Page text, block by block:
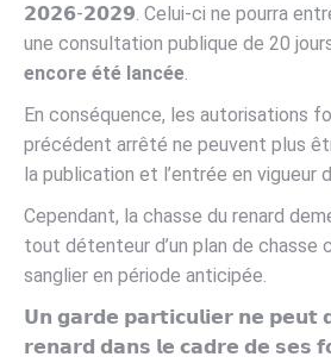
𝟮𝟬𝟮𝟲-𝟮𝟬𝟮𝟵. Celui-ci ne pourra
une consultation publique de 20
encore été lancée.
En conséquence, les autorisations
précédent arrêté ne peuvent plus
la publication et l’entrée en vigueur
Cependant, la chasse du renard
tout détenteur d’un plan de chasse
sanglier en période anticipée.
𝗨𝗻 𝗴𝗮𝗿𝗱𝗲 𝗽𝗮𝗿𝘁𝗶𝗰𝘂𝗹𝗶𝗲𝗿 𝗻𝗲 𝗽𝗲𝘂𝘁
𝗿𝗲𝗻𝗮𝗿𝗱 𝗱𝗮𝗻𝘀 𝗹𝗲 𝗰𝗮𝗱𝗿𝗲 𝗱𝗲 𝘀𝗲𝘀